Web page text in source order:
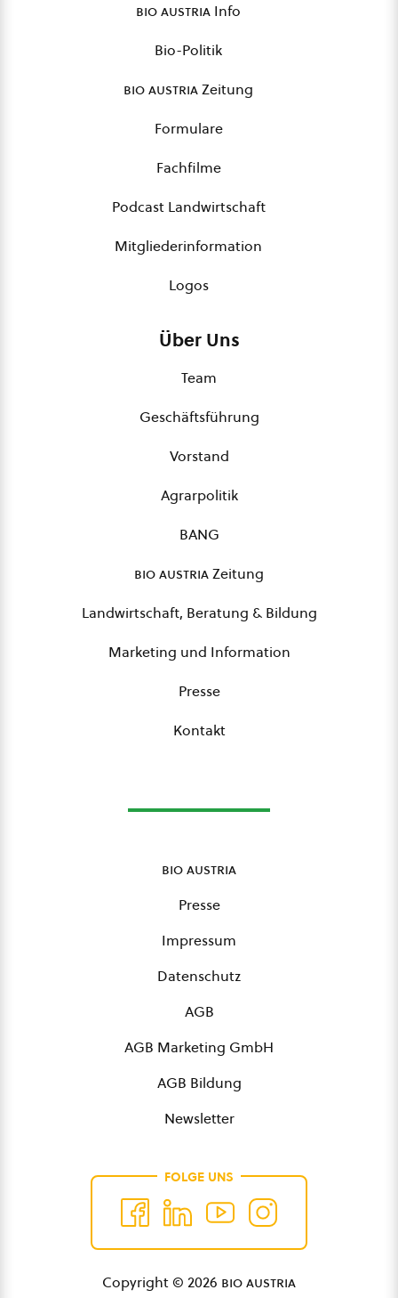
bio austria Info
Bio-Politik
bio austriaZeitung
Formulare
Fachfilme
Podcast Landwirtschaft
Mitgliederinformation
Logos
Über Uns
Team
Geschäftsführung
Vorstand
Agrarpolitik
BANG
bio austriaZeitung
Landwirtschaft, Beratung & Bildung
Marketing und Information
Presse
Kontakt
bio austria
Presse
Impressum
Datenschutz
AGB
AGB Marketing GmbH
AGB Bildung
Newsletter
FOLGE UNS
Copyright © 2026 bio austria